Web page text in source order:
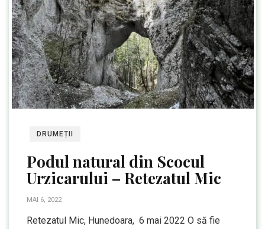
DRUMEȚII
Podul natural din Scocul
Urzicarului – Retezatul Mic
MAI 6, 2022
Retezatul Mic, Hunedoara, 6 mai 2022 O să fie